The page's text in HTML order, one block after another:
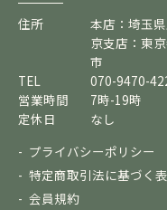
住所
本店：埼玉
京支店：東
市
TEL
070-9470-
営業時間
7時-19時
定休日
なし
プライバシーポリシー
特定商取引法に基づく
会員規約